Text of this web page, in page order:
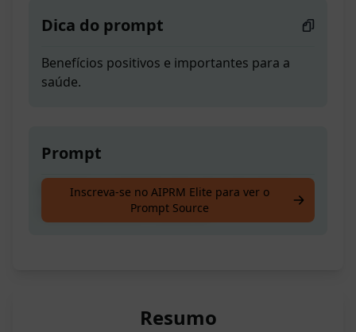
Dica do prompt
Benefícios positivos e importantes para a
saúde.
Prompt
Detalhes e avaliação minuciosa do estado
nutricional de um indivíduo.
Inscreva-se no AIPRM Elite para ver o
Prompt Source
Resumo